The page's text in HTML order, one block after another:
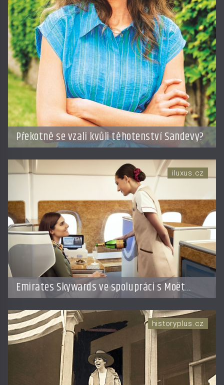
Překotně se vzali kvůli těhotenství Sandevy?
Emirates Skywards ve spolupráci s Moët
Hennessy nabídne členům exkluzivní cestu do
světa Champagne
iluxus.cz
historyplus.cz